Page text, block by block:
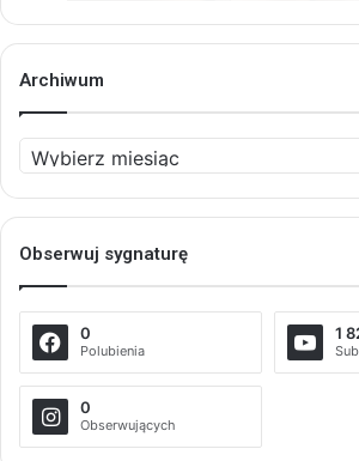
Archiwum
Archiwum
Obserwuj sygnaturę
0
Polubienia
1
0
Obserwujących